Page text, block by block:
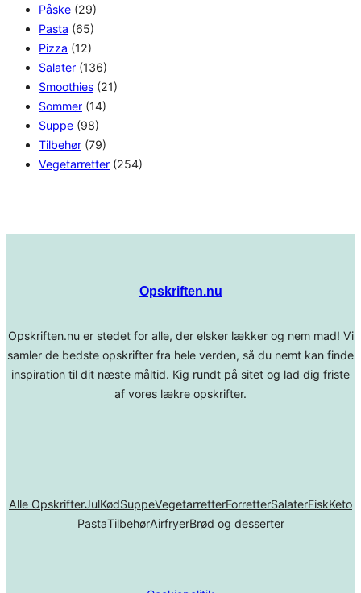
Påske (29)
Pasta (65)
Pizza (12)
Salater (136)
Smoothies (21)
Sommer (14)
Suppe (98)
Tilbehør (79)
Vegetarretter (254)
Opskriften.nu
Opskriften.nu er stedet for alle, der elsker lækker og nem mad! Vi
samler de bedste opskrifter fra hele verden, så du nemt kan finde
inspiration til dit næste måltid. Kig rundt på sitet og lad dig friste
af vores lækre opskrifter.
Alle OpskrifterJulKødSuppeVegetarretterForretterSalaterFiskKeto
PastaTilbehørAirfryerBrød og desserter